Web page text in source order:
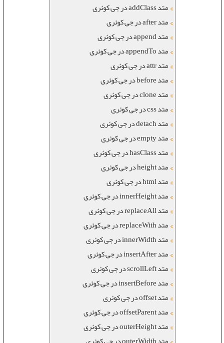
متد addClass در جی کوئری
متد after در جی کوئری
متد append در جی کوئری
متد appendTo در جی کوئری
متد attr در جی کوئری
متد before در جی کوئری
متد clone در جی کوئری
متد css در جی کوئری
متد detach در جی کوئری
متد empty در جی کوئری
متد hasClass در جی کوئری
متد height در جی کوئری
متد html در جی کوئری
متد innerHeight در جی کوئری
متد replaceAll در جی کوئری
متد replaceWith در جی کوئری
متد innerWidth در جی کوئری
متد insertAfter در جی کوئری
متد scrollLeft در جی کوئری
متد insertBefore در جی کوئری
متد offset در جی کوئری
متد offsetParent در جی کوئری
متد outerHeight در جی کوئری